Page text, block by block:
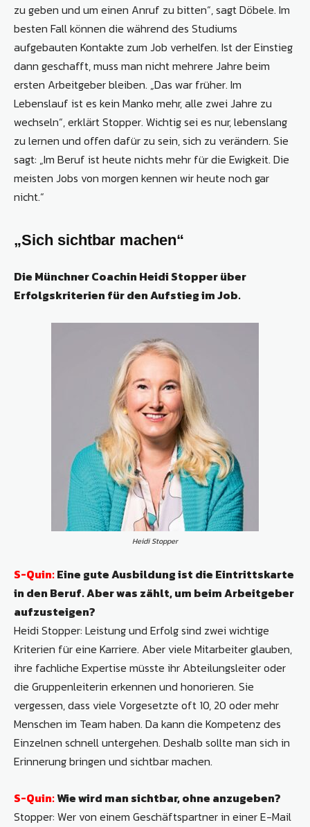
zu geben und um einen Anruf zu bitten“, sagt Döbele. Im
besten Fall können die während des Studiums
aufgebauten Kontakte zum Job verhelfen. Ist der Einstieg
dann geschafft, muss man nicht mehrere Jahre beim
ersten Arbeitgeber bleiben. „Das war früher. Im
Lebenslauf ist es kein Manko mehr, alle zwei Jahre zu
wechseln“, erklärt Stopper. Wichtig sei es nur, lebenslang
zu lernen und offen dafür zu sein, sich zu verändern. Sie
sagt: „Im Beruf ist heute nichts mehr für die Ewigkeit. Die
meisten Jobs von morgen kennen wir heute noch gar
nicht.“
„Sich sichtbar machen“
Die Münchner Coachin Heidi Stopper über
Erfolgskriterien für den Aufstieg im Job.
Heidi Stopper
S-Quin:Eine gute Ausbildung ist die Eintrittskarte
in den Beruf. Aber was zählt, um beim Arbeitgeber
aufzusteigen?
Heidi Stopper: Leistung und Erfolg sind zwei wichtige
Kriterien für eine Karriere. Aber viele Mitarbeiter glauben,
ihre fachliche Expertise müsste ihr Abteilungsleiter oder
die Gruppenleiterin erkennen und honorieren. Sie
vergessen, dass viele Vorgesetzte oft 10, 20 oder mehr
Menschen im Team haben. Da kann die Kompetenz des
Einzelnen schnell untergehen. Deshalb sollte man sich in
Erinnerung bringen und sichtbar machen.
S-Quin:Wie wird man sichtbar, ohne anzugeben?
Stopper: Wer von einem Geschäftspartner in einer E-Mail